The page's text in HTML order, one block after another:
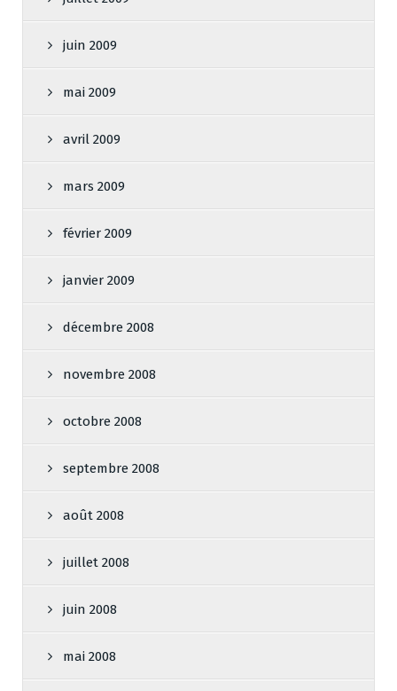
juin 2009
mai 2009
avril 2009
mars 2009
février 2009
janvier 2009
décembre 2008
novembre 2008
octobre 2008
septembre 2008
août 2008
juillet 2008
juin 2008
mai 2008